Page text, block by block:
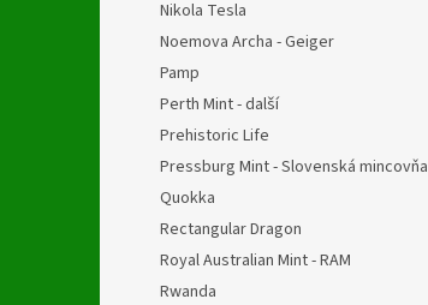
Nikola Tesla
Noemova Archa - Geiger
Pamp
Perth Mint - další
Prehistoric Life
Pressburg Mint - Slovenská mincovňa
Quokka
Rectangular Dragon
Royal Australian Mint - RAM
Rwanda